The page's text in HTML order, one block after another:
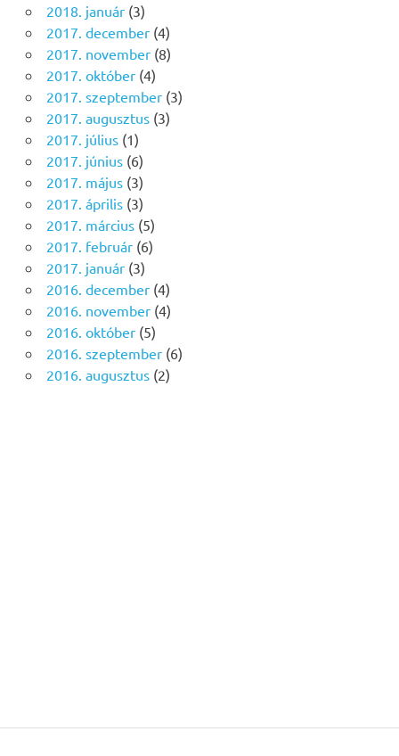
2018. január(3)
2017. december(4)
2017. november(8)
2017. október(4)
2017. szeptember(3)
2017. augusztus(3)
2017. július(1)
2017. június(6)
2017. május(3)
2017. április(3)
2017. március(5)
2017. február(6)
2017. január(3)
2016. december(4)
2016. november(4)
2016. október(5)
2016. szeptember(6)
2016. augusztus(2)